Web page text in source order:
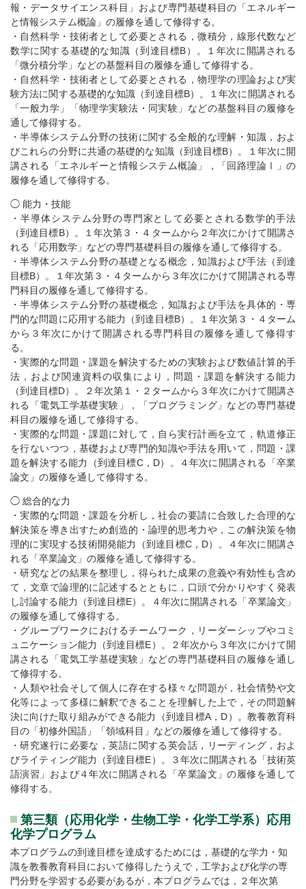
報・データサイエンス科目」および専門基礎科目の「エネルギー
と情報システム概論」の履修を通して修得する。
・自然科学・技術者として必要とされる，微積分，線形代数など
数学に関する基礎的な知識（到達目標B）。１年次に開講される
「微分積分学」などの基盤科目の履修を通して修得する。
・自然科学・技術者として必要とされる，物理学の理論および実
験方法に関する基礎的な知識（到達目標B）。１年次に開講される
「一般力学」「物理学実験法・同実験」などの基盤科目の履修を
通して修得する。
・半導体システム分野の技術に関する全般的な理解・知識，およ
びこれらの分野に共通の基礎的な知識（到達目標B）。１年次に開
講される「エネルギーと情報システム概論」，「回路理論Ⅰ」の
履修を通して修得する。
◯ 能力・技能
・半導体システム分野の専門家として必要とされる数学的手法
（到達目標B）。１年次第３・４タームから２年次にかけて開講さ
れる「応用数学」などの専門基礎科目の履修を通して修得する。
・半導体システム分野の基礎となる概念，知識および手法（到達
目標B）。１年次第３・４タームから３年次にかけて開講される専
門科目の履修を通して修得する。
・半導体システム分野の基礎概念，知識および手法を具体的・専
門的な問題に応用する能力（到達目標B）。１年次第３・４ターム
から３年次にかけて開講される専門科目の履修を通して修得す
る。
・実際的な問題・課題を解決するための実験および数値計算的手
法，および関連資料の収集により，問題・課題を解決する能力
（到達目標D）。２年次第１・２タームから３年次にかけて開講さ
れる「電気工学基礎実験」，「プログラミング」などの専門基礎
科目の履修を通して修得する。
・実際的な問題・課題に対して，自ら実行計画を立て，軌道修正
を行ないつつ，基礎および専門的知識や手法を用いて，問題・課
題を解決する能力（到達目標C，D）。４年次に開講される「卒業
論文」の履修を通して修得する。
◯ 総合的な力
・実際的な問題・課題を分析し，社会の要請に合致した合理的な
解決策を導き出すため創造的・論理的思考力や，この解決策を物
理的に実現する技術開発能力（到達目標C，D）。４年次に開講さ
れる「卒業論文」の履修を通して修得する。
・研究などの結果を整理し，得られた成果の意義や有効性も含め
て，文章で論理的に記述するとともに，口頭で分かりやすく発表
し討論する能力（到達目標E）。４年次に開講される「卒業論文」
の履修を通して修得する。
・グループワークにおけるチームワーク，リーダーシップやコミ
ュニケーション能力（到達目標E）。２年次から３年次にかけて開
講される「電気工学基礎実験」などの専門基礎科目の履修を通し
て修得する。
・人類や社会そして個人に存在する様々な問題が，社会情勢や文
化等によって多様に解釈できることを理解した上で，その問題解
決に向けた取り組みができる能力（到達目標A，D）。教養教育科
目の「初修外国語」「領域科目」などの履修を通して修得する。
・研究遂行に必要な，英語に関する英会話，リーディング，およ
びライティング能力（到達目標E）。３年次に開講される「技術英
語演習」および４年次に開講される「卒業論文」の履修を通して
修得する。
第三類（応用化学・生物工学・化学工学系）応用
化学プログラム
本プログラムの到達目標を達成するためには，基礎的な学力・知
識を教養教育科目において修得したうえで，工学および化学の専
門分野を学習する必要があるが，本プログラムでは，２年次第